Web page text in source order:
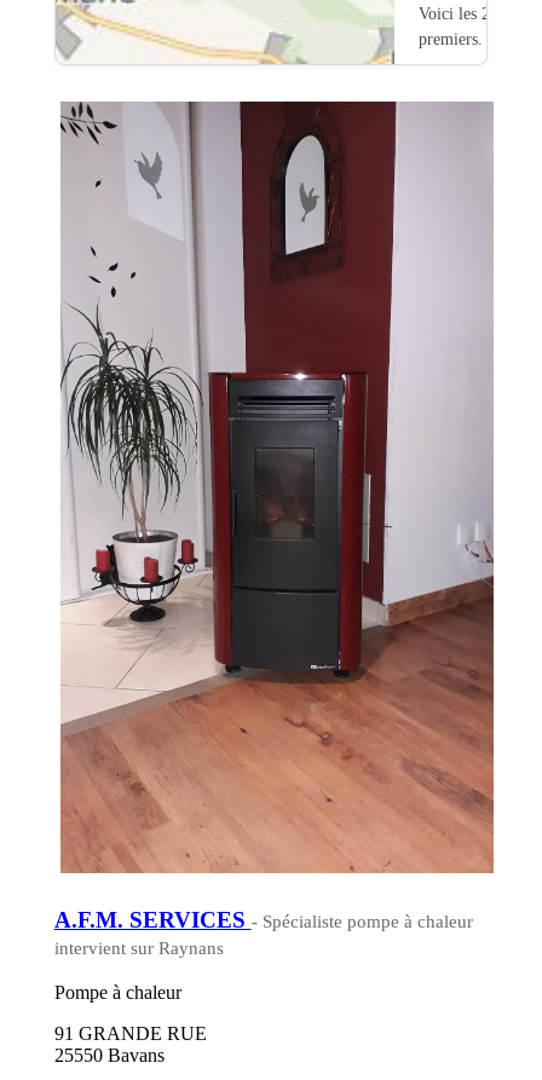
Voici les 20
premiers.
A.F.M. SERVICES - Spécialiste pompe à chaleur
intervient sur Raynans
Pompe à chaleur
91 GRANDE RUE
25550 Bavans